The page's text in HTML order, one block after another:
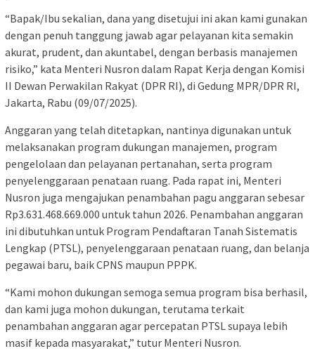
“Bapak/Ibu sekalian, dana yang disetujui ini akan kami gunakan
dengan penuh tanggung jawab agar pelayanan kita semakin
akurat, prudent, dan akuntabel, dengan berbasis manajemen
risiko,” kata Menteri Nusron dalam Rapat Kerja dengan Komisi
II Dewan Perwakilan Rakyat (DPR RI), di Gedung MPR/DPR RI,
Jakarta, Rabu (09/07/2025).
Anggaran yang telah ditetapkan, nantinya digunakan untuk
melaksanakan program dukungan manajemen, program
pengelolaan dan pelayanan pertanahan, serta program
penyelenggaraan penataan ruang. Pada rapat ini, Menteri
Nusron juga mengajukan penambahan pagu anggaran sebesar
Rp3.631.468.669.000 untuk tahun 2026. Penambahan anggaran
ini dibutuhkan untuk Program Pendaftaran Tanah Sistematis
Lengkap (PTSL), penyelenggaraan penataan ruang, dan belanja
pegawai baru, baik CPNS maupun PPPK.
“Kami mohon dukungan semoga semua program bisa berhasil,
dan kami juga mohon dukungan, terutama terkait
penambahan anggaran agar percepatan PTSL supaya lebih
masif kepada masyarakat,” tutur Menteri Nusron.